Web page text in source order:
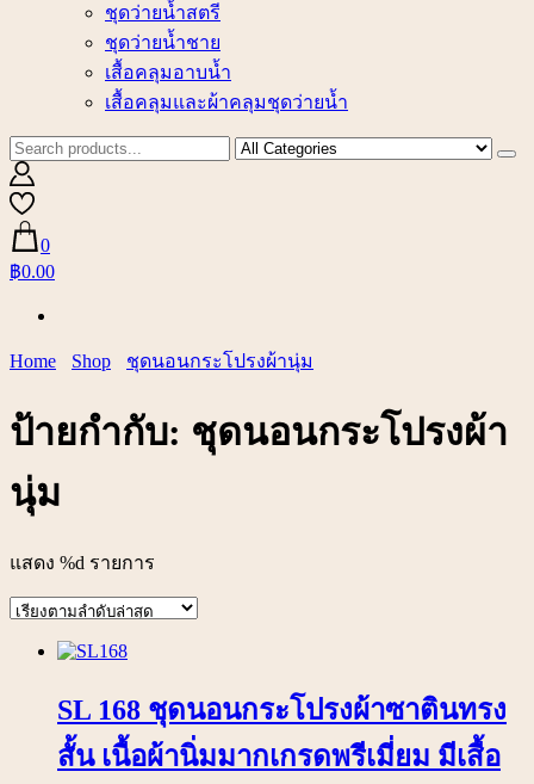
ชุดว่ายน้ำสตรี
ชุดว่ายน้ำชาย
เสื้อคลุมอาบน้ำ
เสื้อคลุมและผ้าคลุมชุดว่ายน้ำ
0
฿0.00
Home Shop ชุดนอนกระโปรงผ้านุ่ม
ป้ายกำกับ: ชุดนอนกระโปรงผ้า
นุ่ม
แสดง %d รายการ
SL 168 ชุดนอนกระโปรงผ้าซาตินทรง
สั้น เนื้อผ้านิ่มมากเกรดพรีเมี่ยม มีเสื้อ